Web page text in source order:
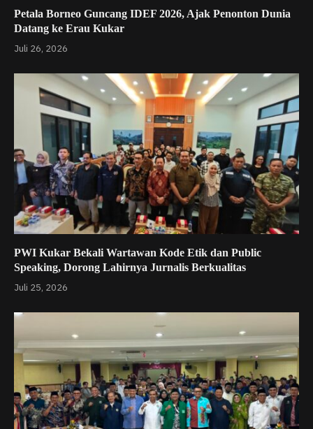
Petala Borneo Guncang IDEF 2026, Ajak Penonton Dunia
Datang ke Erau Kukar
Juli 26, 2026
PWI Kukar Bekali Wartawan Kode Etik dan Public
Speaking, Dorong Lahirnya Jurnalis Berkualitas
Juli 25, 2026